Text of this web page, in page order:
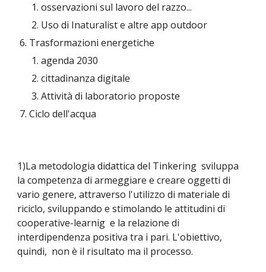
osservazioni sul lavoro del razzo...
Uso di Inaturalist e altre app outdoor
Trasformazioni energetiche
agenda 2030
cittadinanza digitale
Attività di laboratorio proposte
Ciclo dell'acqua
1)La metodologia didattica del Tinkering sviluppa
la competenza di armeggiare e creare oggetti di
vario genere, attraverso l'utilizzo di materiale di
riciclo, sviluppando e stimolando le attitudini di
cooperative-learnig e la relazione di
interdipendenza positiva tra i pari. L'obiettivo,
quindi, non è il risultato ma il processo.